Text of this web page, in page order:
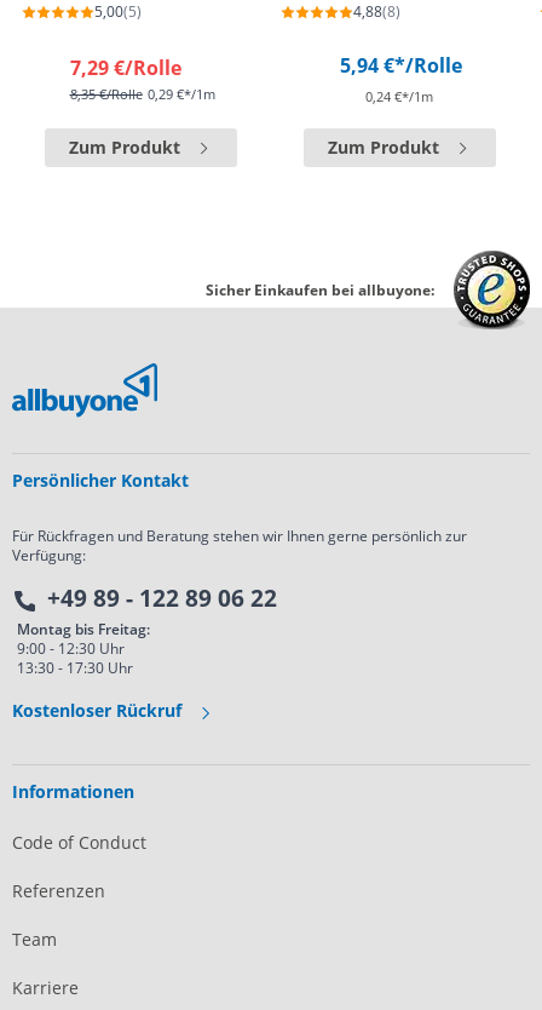
5,00(5)
7,29 €/Rolle
8,35 €/Rolle 0,29 €*/1m
Zum Produkt
4,88(8)
5,94 €*/Rolle
0,24 €*/1m
Zum Produkt
Sicher Einkaufen bei allbuyone:
Persönlicher Kontakt
Für Rückfragen und Beratung stehen wir Ihnen gerne persönlich zur
Verfügung:
+49 89 - 122 89 06 22
Montag bis Freitag:
9:00 - 12:30 Uhr
13:30 - 17:30 Uhr
Kostenloser Rückruf
Informationen
Code of Conduct
Referenzen
Team
Karriere